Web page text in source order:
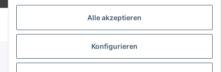
Alle akzeptieren
Konfigurieren
© voltmaster.de
Powered byJTL-Shop